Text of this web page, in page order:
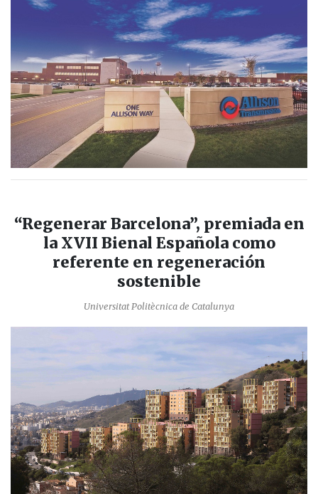
“Regenerar Barcelona”, premiada en
la XVII Bienal Española como
referente en regeneración
sostenible
Universitat Politècnica de Catalunya